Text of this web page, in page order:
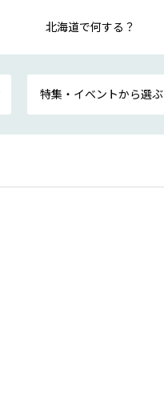
北海道で何する？
特集・イベントから選ぶ